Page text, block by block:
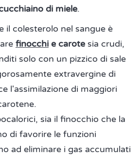
di miele.
il colesterolo nel sangue è
finocchi e carotesia crudi,
solo con un pizzico di sale
extravergine di
l'assimilazione di maggiori
sia il finocchio che la
di favorire le funzioni
ad eliminare i gas accumulati